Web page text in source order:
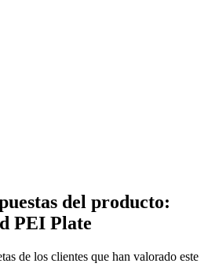
del producto:
PEI Plate
de los clientes que han valorado este